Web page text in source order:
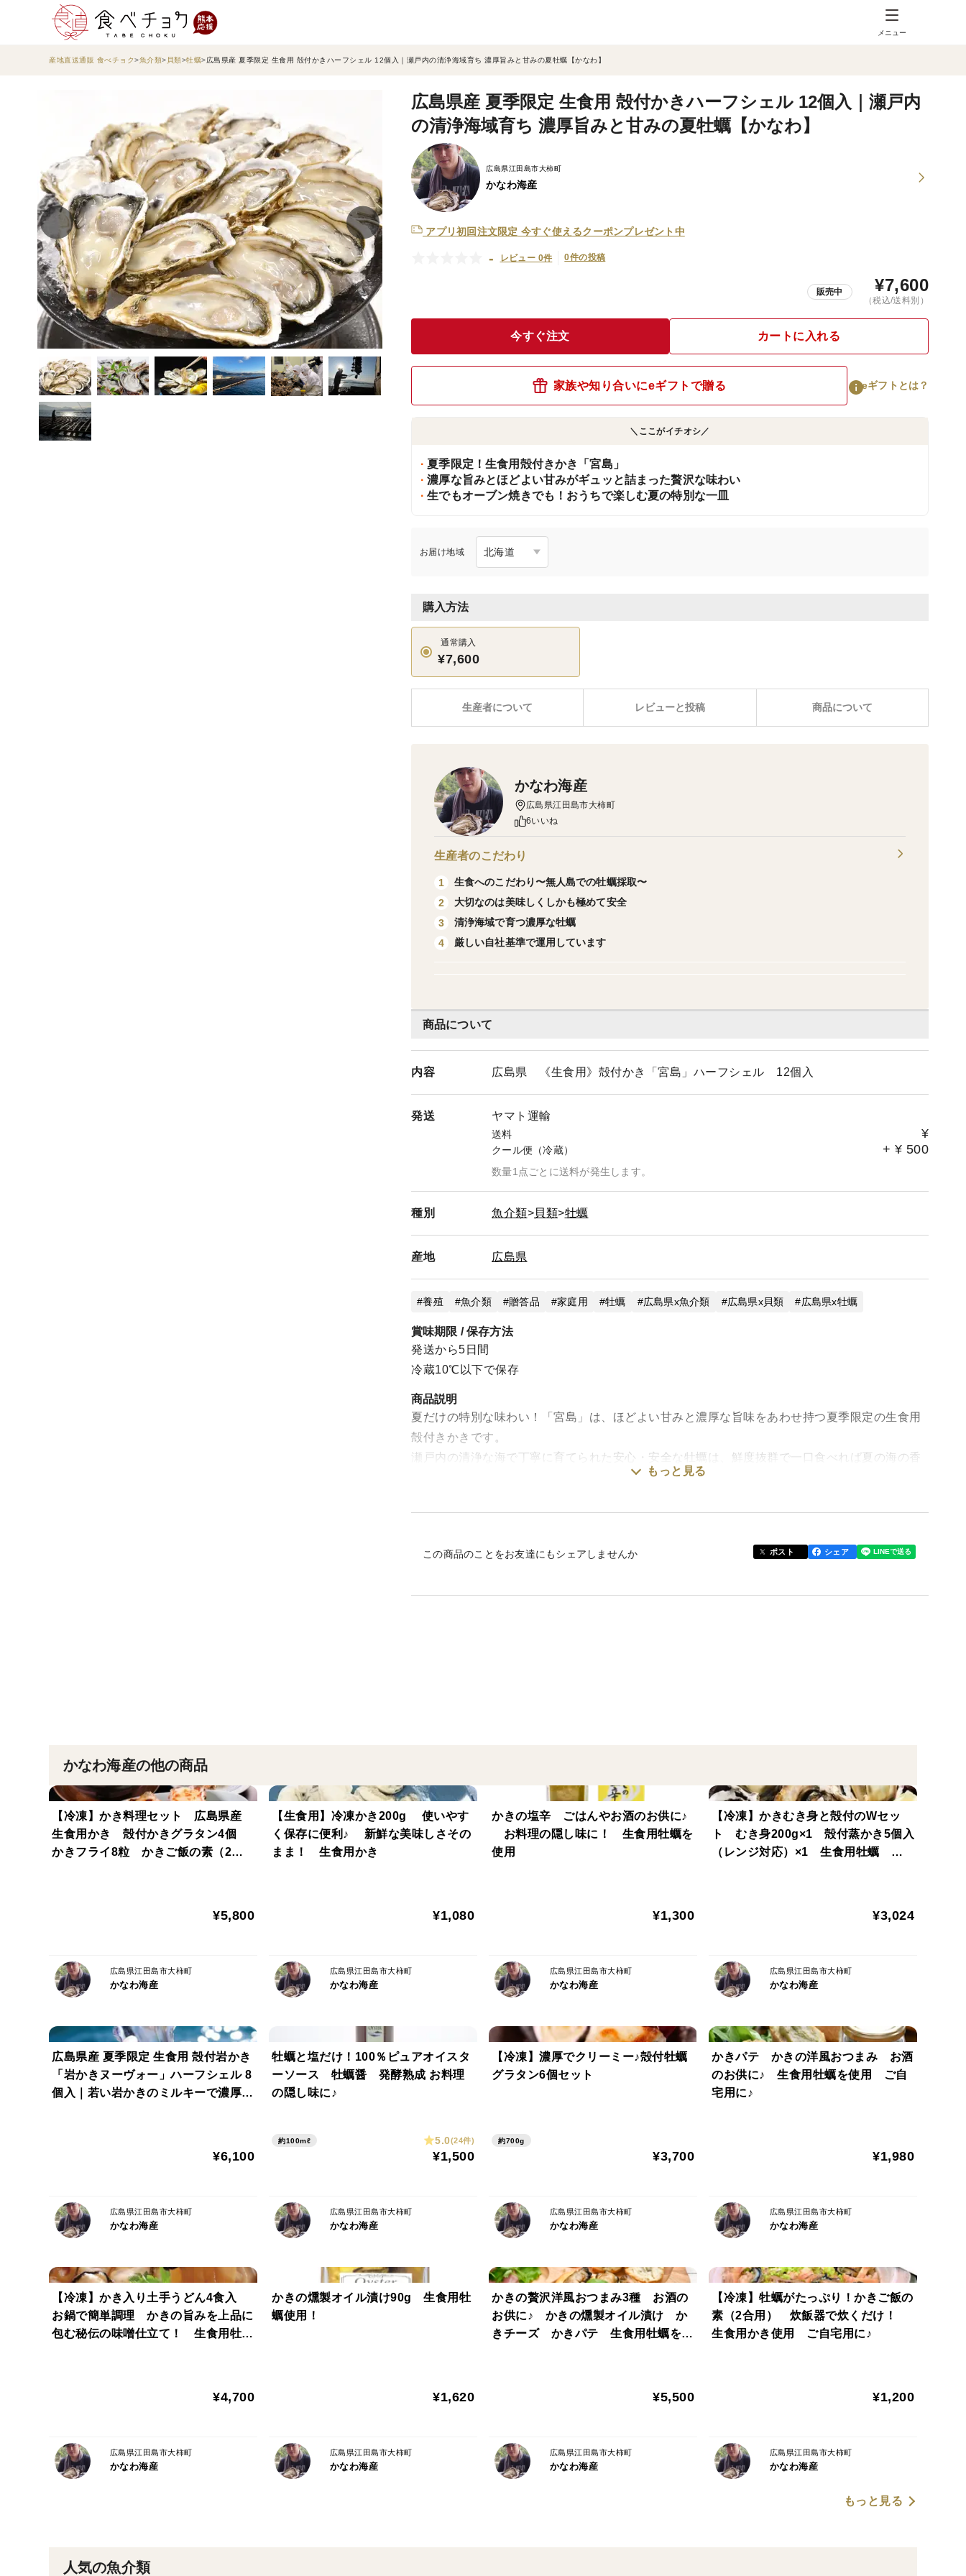
メニュー
産地直送通販 食べチョク 魚介類 貝類 牡蠣 広島県産 夏季限定 生食用 殻付かきハーフシェル 12個入｜瀬戸内の清浄海域育ち 濃厚旨みと甘みの夏牡蠣【かなわ】
広島県産 夏季限定 生食用 殻付かきハーフシェル 12個入｜瀬戸内
の清浄海域育ち 濃厚旨みと甘みの夏牡蠣【かなわ】
広島県江田島市大柿町
かなわ海産
アプリ初回注文限定 今すぐ使えるクーポンプレゼント中
- レビュー 0件 0件の投稿
販売中 ¥7,600
（税込/送料別）
今すぐ注文 カートに入れる
家族や知り合いにeギフトで贈る eギフトとは？
＼ここがイチオシ／
夏季限定！生食用殻付きかき「宮島」
濃厚な旨みとほどよい甘みがギュッと詰まった贅沢な味わい
生でもオーブン焼きでも！おうちで楽しむ夏の特別な一皿
お届け地域
購入方法
通常購入
¥7,600
レビューと投稿 商品について
生産者について
商品について
内容 広島県 《生食用》殻付かき「宮島」ハーフシェル 12個入
発送 ヤマト運輸
送料 ¥
クール便（冷蔵） + ¥ 500
数量1点ごとに送料が発生します。
種別 魚介類 貝類 牡蠣
産地 広島県
養殖 魚介類 贈答品 家庭用 牡蠣 広島県x魚介類 広島県x貝類 広島県x牡蠣
賞味期限 / 保存方法
発送から5日間
冷蔵10℃以下で保存
商品説明
夏だけの特別な味わい！「宮島」は、ほどよい甘みと濃厚な旨味をあわせ持つ夏季限定の生食用
殻付きかきです。
瀬戸内の清浄な海で丁寧に育てられた安心・安全な牡蠣は、鮮度抜群で一口食べれば夏の海の香
・生食用の安心品質：清浄海域育ちで、鮮度管理も徹底。
・レモンを添えて生でさっぱり
・オーブン焼きで香ばしく
・夏野菜と合わせたアレンジメニューにもぴったり
要冷蔵（10℃以下）で保存し、お早めにお召し上がりください。
【生産者からのひとこと】
ひご堪能ください。
【かなわの生かき】
かなわのかきが育つのは、広島湾沖合約30㎞も離れた無人島「大黒神島」沖。
よって甘く・身の引き締まった・かき本来の自然で風味豊かな味わいを持つ「かなわのかき」が
育ちます。
もっと見る
この商品のことをお友達にもシェアしませんか ポスト シェア
かなわ海産
広島県江田島市大柿町
6いいね
生産者のこだわり
1
生食へのこだわり〜無人島での牡蠣採取〜
2
大切なのは美味しくしかも極めて安全
3
清浄海域で育つ濃厚な牡蠣
4
厳しい自社基準で運用しています
人気の魚介類
かなわ海産の他の商品
【冷凍】かき料理セット 広島県産
生食用かき 殻付かきグラタン4個
かきフライ8粒 かきご飯の素（2合
¥5,800
広島県江田島市大柿町
かなわ海産
【生食用】冷凍かき200g 使いやす
く保存に便利♪ 新鮮な美味しさその
まま！ 生食用かき
¥1,080
広島県江田島市大柿町
かなわ海産
かきの塩辛 ごはんやお酒のお供に♪
お料理の隠し味に！ 生食用牡蠣を
使用
¥1,300
広島県江田島市大柿町
かなわ海産
【冷凍】かきむき身と殻付のWセッ
ト むき身200g×1 殻付蒸かき5個入
（レンジ対応）×1 生食用牡蠣 広
¥3,024
広島県江田島市大柿町
かなわ海産
広島県産 夏季限定 生食用 殻付岩かき
「岩かきヌーヴォー」ハーフシェル 8
個入｜若い岩かきのミルキーで濃厚な
¥6,100
広島県江田島市大柿町
かなわ海産
牡蠣と塩だけ！100％ピュアオイスタ
ーソース 牡蠣醤 発酵熟成 お料理
の隠し味に♪
約100mℓ 5.0(24件)
¥1,500
広島県江田島市大柿町
かなわ海産
【冷凍】濃厚でクリーミー♪殻付牡蠣
グラタン6個セット
約700g
¥3,700
広島県江田島市大柿町
かなわ海産
かきパテ かきの洋風おつまみ お酒
のお供に♪ 生食用牡蠣を使用 ご自
宅用に♪
¥1,980
広島県江田島市大柿町
かなわ海産
【冷凍】かき入り土手うどん4食入
お鍋で簡単調理 かきの旨みを上品に
包む秘伝の味噌仕立て！ 生食用牡蠣
¥4,700
広島県江田島市大柿町
かなわ海産
かきの燻製オイル漬け90g 生食用牡
蠣使用！
¥1,620
広島県江田島市大柿町
かなわ海産
かきの贅沢洋風おつまみ3種 お酒の
お供に♪ かきの燻製オイル漬け か
きチーズ かきパテ 生食用牡蠣を使
¥5,500
広島県江田島市大柿町
かなわ海産
【冷凍】牡蠣がたっぷり！かきご飯の
素（2合用） 炊飯器で炊くだけ！
生食用かき使用 ご自宅用に♪
¥1,200
広島県江田島市大柿町
かなわ海産
もっと見る